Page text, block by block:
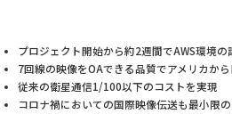
プロジェクト開始から約2週間でAWS環境の
7回線の映像をOAできる品質でアメリカか
従来の衛星通信1/100以下のコストを実現
コロナ禍においての国際映像伝送も最小限